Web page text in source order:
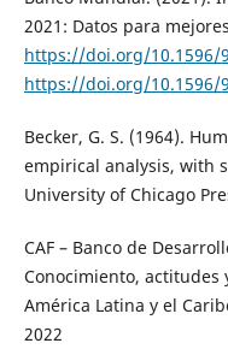
2021: Datos para
https://doi.org/10.1596/
https://doi.org/10.1596/
Becker, G. S. (1964).
empirical analysis, with
University of Chicago
CAF – Banco de
Conocimiento,
América Latina y el
2022